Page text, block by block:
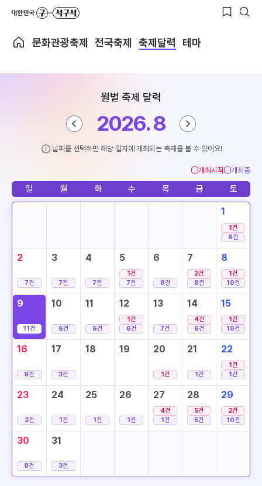
문화관광축제 전국축제 축제달력 테마
월별 축제 달력
2026. 8
날짜를 선택하면 해당 일자에 개최되는 축제를 볼 수 있어요!
개최시작 개최중
일 월 화 수 목 금 토
1
1건
6건
2
7건
3
7건
4
7건
5
1건
7건
6
8건
7
2건
8건
8
1건
10건
9
11건
10
6건
11
6건
12
1건
6건
13
7건
14
4건
6건
15
1건
10건
16
9건
17
3건
18 19 20
1건
21
1건
22
1건
1건
23
2건
24
1건
25
1건
26
1건
27
4건
1건
28
5건
5건
29
2건
10건
30
8건
31
3건